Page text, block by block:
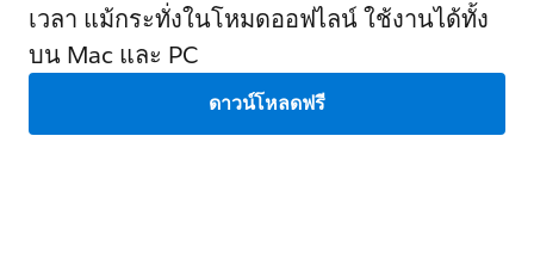
เวลา แม้กระทั่งในโหมดออฟไลน์ ใช้งานได้ทั้ง
บน Mac และ PC
ดาวน์โหลดฟรี